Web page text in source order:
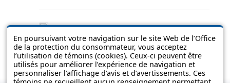
En poursuivant votre navigation sur le site Web de l’Office
de la protection du consommateur, vous acceptez
l’utilisation de témoins (cookies). Ceux-ci peuvent être
utilisés pour améliorer l’expérience de navigation et
personnaliser l’affichage d’avis et d’avertissements. Ces
Search the site